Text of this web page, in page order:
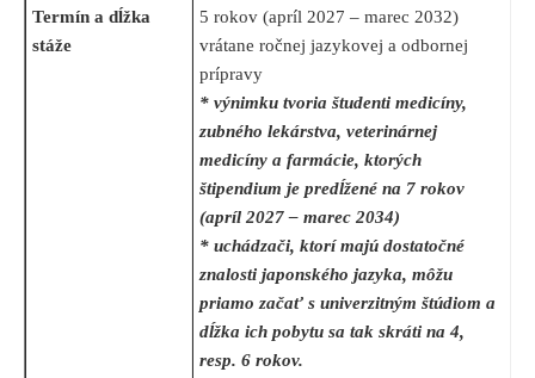
Termín a dĺžka
stáže
5 rokov (apríl 2027 – marec 2032)
vrátane ročnej jazykovej a odbornej
prípravy
* výnimku tvoria študenti medicíny,
zubného lekárstva, veterinárnej
medicíny a farmácie, ktorých
štipendium je predĺžené na 7 rokov
(apríl 2027 – marec 2034)
* uchádzači, ktorí majú dostatočné
znalosti japonského jazyka, môžu
priamo začať s univerzitným štúdiom a
dĺžka ich pobytu sa tak skráti na 4,
resp. 6 rokov.